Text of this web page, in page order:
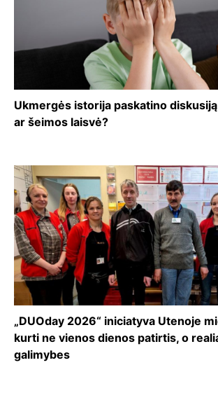
Ukmergės istorija paskatino
ar šeimos laisvė?
„DUOday 2026“ iniciatyva Utenoje
kurti ne vienos dienos patirtis, o
galimybes